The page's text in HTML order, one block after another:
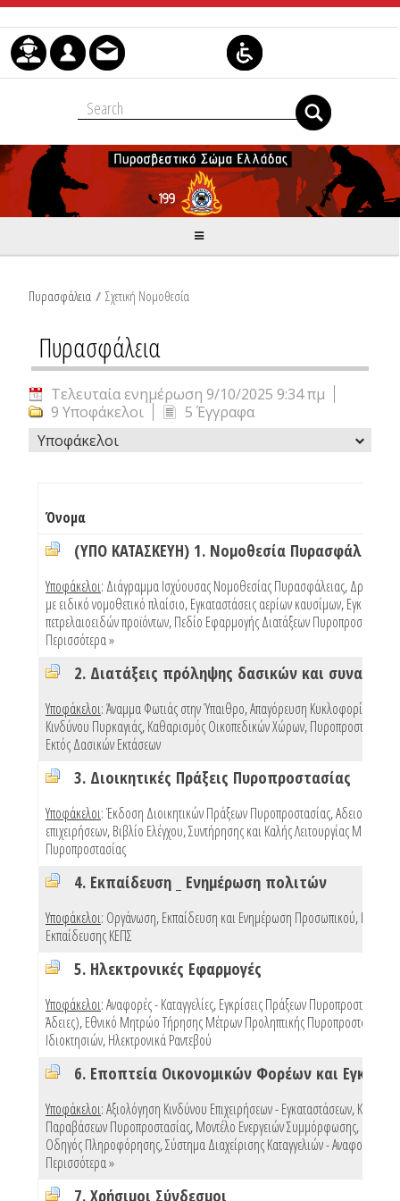
Μετάβαση στο περιεχόμενο
Πυρασφάλεια / Σχετική Νομοθεσία
Πυρασφάλεια
Τελευταία ενημέρωση 9/10/2025 9:34 πμ
9 Υποφάκελοι
5 Έγγραφα
Υποφάκελοι
Όνομα
(ΥΠΟ ΚΑΤΑΣΚΕΥΗ) 1. Νομοθεσία Πυρασφάλειας
Υποφάκελοι: Διάγραμμα Ισχύουσας Νομοθεσίας Πυρασφάλειας,
με ειδικό νομοθετικό πλαίσιο,Εγκαταστάσεις αερίων καυσίμων,
πετρελαιοειδών προϊόντων,Πεδίο Εφαρμογής Διατάξεων Πυροπροστασίας
Περισσότερα »
Υποφάκελοι:Άναμμα Φωτιάς στην Ύπαιθρο,Απαγόρευση Κυκλοφορίας Λόγω
Κινδύνου Πυρκαγιάς,Καθαρισμός Οικοπεδικών Χώρων,Πυροπροστασία
Εκτός Δασικών Εκτάσεων
3. Διοικητικές Πράξεις Πυροπροστασίας
Υποφάκελοι:Έκδοση Διοικητικών Πράξεων Πυροπροστασίας,Αδειοδότηση
επιχειρήσεων,Βιβλίο Ελέγχου, Συντήρησης και Καλής Λειτουργίας Μέσων
Πυροπροστασίας
4. Εκπαίδευση _ Ενημέρωση πολιτών
Υποφάκελοι: Οργάνωση, Εκπαίδευση και Ενημέρωση Προσωπικού,
Εκπαίδευσης ΚΕΠΣ
5. Ηλεκτρονικές Εφαρμογές
Υποφάκελοι:Αναφορές - Καταγγελίες,Εγκρίσεις Πράξεων Πυροπροστασίας
Άδειες),Εθνικό Μητρώο Τήρησης Μέτρων Προληπτικής Πυροπροστασίας
Ιδιοκτησιών,Ηλεκτρονικά Ραντεβού
Υποφάκελοι:Αξιολόγηση Κινδύνου Επιχειρήσεων - Εγκαταστάσεων,
Παραβάσεων Πυροπροστασίας,Μοντέλο Ενεργειών Συμμόρφωσης,
Οδηγός Πληροφόρησης,Σύστημα Διαχείρισης Καταγγελιών - Αναφορών
Περισσότερα »
7. Χρήσιμοι Σύνδεσμοι